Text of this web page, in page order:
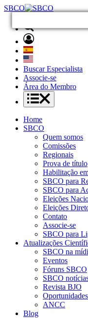
SBCO
Buscar Especialista
Associe-se
Área do Membro
Home
SBCO
Quem somos
Comissões
Regionais
Prova de título
Habilitação
SBCO para
SBCO para
Eleições
Eleições
Contato
Associe-se
SBCO para
Atualizações
SBCO na
Eventos
Fóruns SBCO
SBCO
Revista BJO
ANCC
Blog